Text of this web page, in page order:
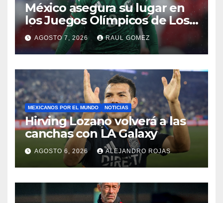
México asegura su lugar en
los Juegos Olímpicos de Los
Ángeles 2028
AGOSTO 7, 2026 RAUL GOMEZ
MEXICANOS POR EL MUNDO NOTICIAS
Hirving Lozano volverá a las
canchas con LA Galaxy
AGOSTO 6, 2026 ALEJANDRO ROJAS